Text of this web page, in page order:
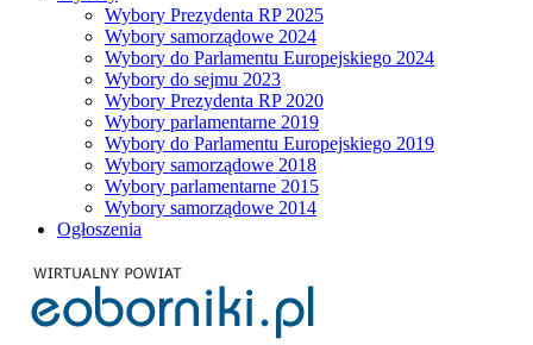
Wybory Prezydenta RP 2025
Wybory samorządowe 2024
Wybory do Parlamentu Europejskiego 2024
Wybory do sejmu 2023
Wybory Prezydenta RP 2020
Wybory parlamentarne 2019
Wybory do Parlamentu Europejskiego 2019
Wybory samorządowe 2018
Wybory parlamentarne 2015
Wybory samorządowe 2014
Ogłoszenia